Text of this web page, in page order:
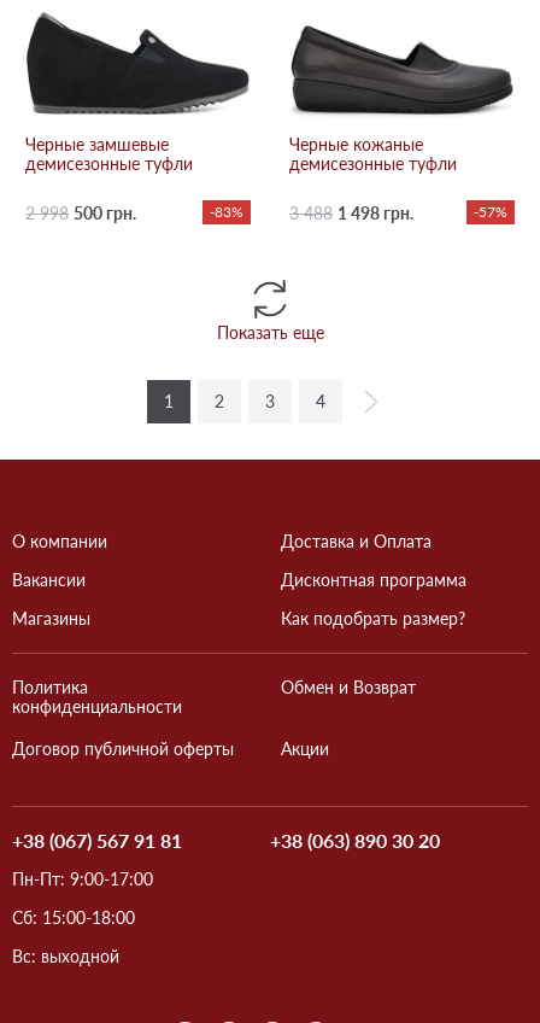
Черные замшевые
демисезонные туфли
2 998 500 грн. -83%
Черные кожаные
демисезонные туфли
3 488 1 498 грн. -57%
Показать еще
1 2 3 4
О компании
Вакансии
Магазины
Доставка и Оплата
Дисконтная программа
Как подобрать размер?
Политика
конфиденциальности
Договор публичной оферты
Обмен и Возврат
Акции
+38 (067) 567 91 81 +38 (063) 890 30 20
Пн-Пт: 9:00-17:00
Сб: 15:00-18:00
Вс: выходной